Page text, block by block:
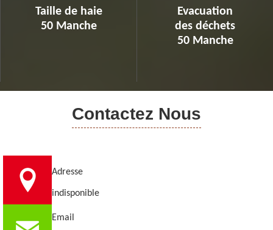
Taille de haie
50 Manche
Evacuation
des déchets
50 Manche
Contactez Nous
Adresse
indisponible
Email